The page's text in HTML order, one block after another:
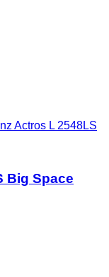
Actros L 2548LS
Big Space